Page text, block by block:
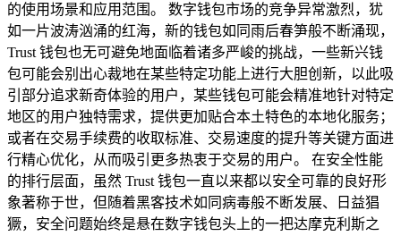
的使用场景和应用范围。 数字钱包市场的竞争异常激烈，犹
如一片波涛汹涌的红海，新的钱包如同雨后春笋般不断涌现，
Trust 钱包也无可避免地面临着诸多严峻的挑战，一些新兴钱
包可能会别出心裁地在某些特定功能上进行大胆创新，以此吸
引部分追求新奇体验的用户，某些钱包可能会精准地针对特定
地区的用户独特需求，提供更加贴合本土特色的本地化服务；
或者在交易手续费的收取标准、交易速度的提升等关键方面进
行精心优化，从而吸引更多热衷于交易的用户。 在安全性能
的排行层面，虽然 Trust 钱包一直以来都以安全可靠的良好形
象著称于世，但随着黑客技术如同病毒般不断发展、日益猖
獗，安全问题始终是悬在数字钱包头上的一把达摩克利斯之